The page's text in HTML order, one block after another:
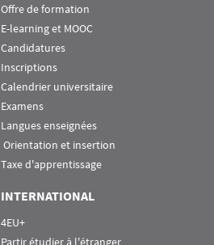
Offre de formation
E-learning et MOOC
Candidatures
Inscriptions
Calendrier universitaire
Examens
Langues enseignées
Orientation et insertion
Taxe d'apprentissage
INTERNATIONAL
4EU+
Partir étudier à l'étranger